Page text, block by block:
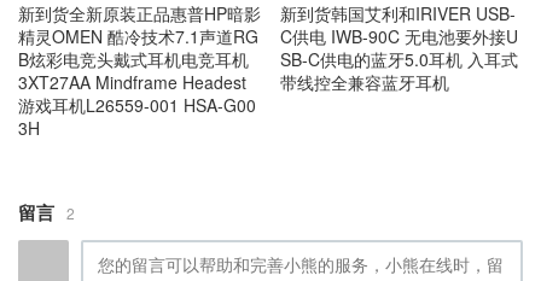
新到货全新原装正品惠普HP暗影
精灵OMEN 酷冷技术7.1声道RG
B炫彩电竞头戴式耳机电竞耳机
3XT27AA Mindframe Headest
游戏耳机L26559-001 HSA-G00
3H
新到货韩国艾利和IRIVER USB-
C供电 IWB-90C 无电池要外接U
SB-C供电的蓝牙5.0耳机 入耳式
带线控全兼容蓝牙耳机
留言 2